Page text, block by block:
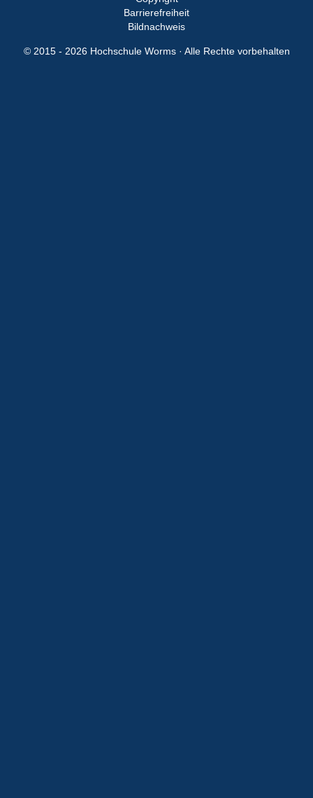
Barrierefreiheit
Bildnachweis
© 2015 - 2026 Hochschule Worms · Alle Rechte vorbehalten